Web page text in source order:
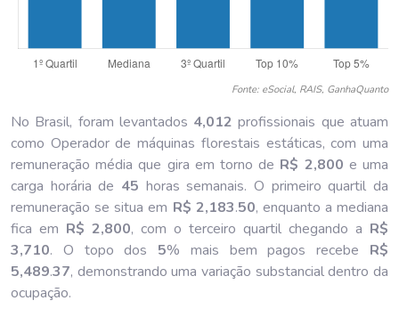
Fonte: eSocial, RAIS, GanhaQuanto
No Brasil, foram levantados 4,012 profissionais que atuam
como Operador de máquinas florestais estáticas, com uma
remuneração média que gira em torno de R$ 2,800 e uma
carga horária de 45 horas semanais. O primeiro quartil da
remuneração se situa em R$ 2,183.50, enquanto a mediana
fica em R$ 2,800, com o terceiro quartil chegando a R$
3,710. O topo dos 5% mais bem pagos recebe R$
5,489.37, demonstrando uma variação substancial dentro da
ocupação.